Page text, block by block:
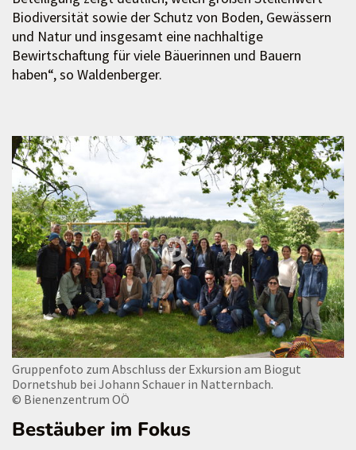
Biodiversität sowie der Schutz von Boden, Gewässern
und Natur und insgesamt eine nachhaltige
Bewirtschaftung für viele Bäuerinnen und Bauern
haben“, so Waldenberger.
Gruppenfoto zum Abschluss der Exkursion am Biogut
Dornetshub bei Johann Schauer in Natternbach.
© Bienenzentrum OÖ
Bestäuber im Fokus